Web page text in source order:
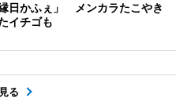
日かふぇ」 メンカラたこやき
イチゴも
る